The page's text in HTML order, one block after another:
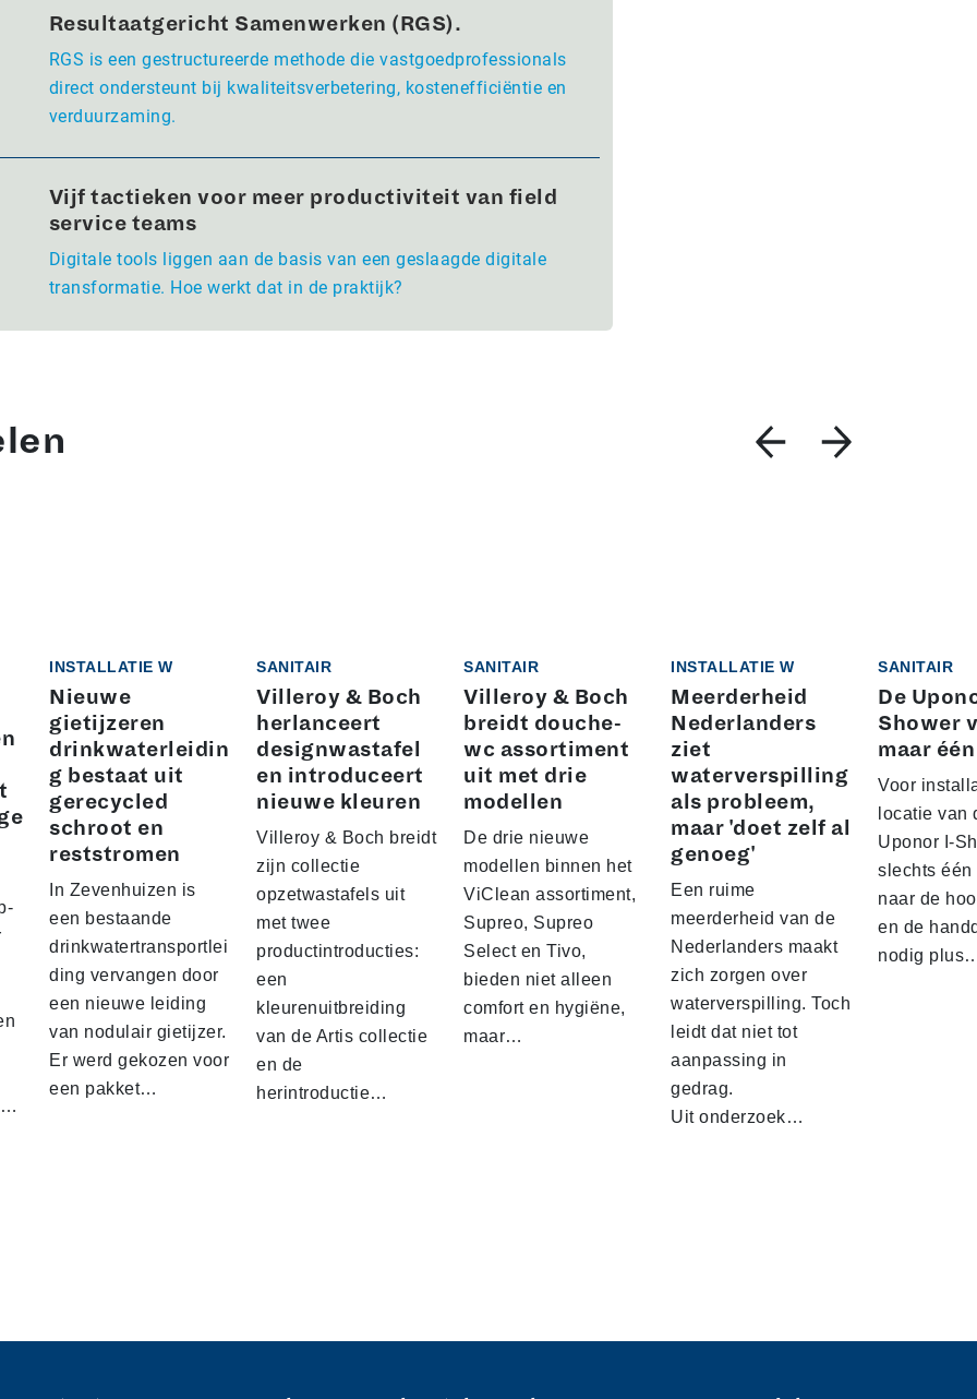
Resultaatgericht Samenwerken (RGS).
RGS is een gestructureerde methode die vastgoedprofessionals
direct ondersteunt bij kwaliteitsverbetering, kostenefficiëntie en
verduurzaming.
Vijf tactieken voor meer productiviteit van field
service teams
Digitale tools liggen aan de basis van een geslaagde digitale
transformatie. Hoe werkt dat in de praktijk?
INSTALLATIE W
Nieuwe
gietijzeren
drinkwaterleidin
g bestaat uit
gerecycled
schroot en
reststromen
In Zevenhuizen is
een bestaande
drinkwatertransportlei
ding vervangen door
een nieuwe leiding
van nodulair gietijzer.
Er werd gekozen voor
een pakket…
SANITAIR
Villeroy & Boch
herlanceert
designwastafel
en introduceert
nieuwe kleuren
Villeroy & Boch breidt
zijn collectie
opzetwastafels uit
met twee
productintroducties:
een
kleurenuitbreiding
van de Artis collectie
en de
herintroductie…
SANITAIR
Villeroy & Boch
breidt douche-
wc assortiment
uit met drie
modellen
De drie nieuwe
modellen binnen het
ViClean assortiment,
Supreo, Supreo
Select en Tivo,
bieden niet alleen
comfort en hygiëne,
maar…
INSTALLATIE W
Meerderheid
Nederlanders
ziet
waterverspilling
als probleem,
maar 'doet zelf al
genoeg'
Een ruime
meerderheid van de
Nederlanders maakt
zich zorgen over
waterverspilling. Toch
leidt dat niet tot
aanpassing in
gedrag.
Uit onderzoek…
SANITAIR
De
Shower
maar
Voor
locatie van
Uponor I-
slechts
naar de
en de
nodig